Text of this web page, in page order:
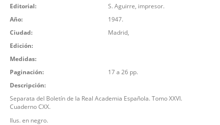
Editorial:
S. Aguirre, impresor.
Año:
1947.
Ciudad:
Madrid,
Edición:
Medidas:
Paginación:
17 a 26 pp.
Descripción:
Separata del Boletín de la Real Academia Española. Tomo XXVI.
Cuaderno CXX.
Ilus. en negro.